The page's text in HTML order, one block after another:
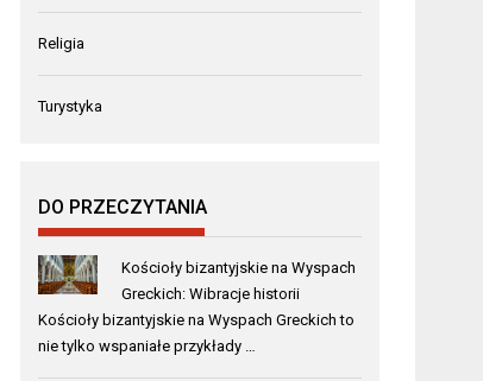
Religia
Turystyka
DO PRZECZYTANIA
Kościoły bizantyjskie na Wyspach
Greckich: Wibracje historii
Kościoły bizantyjskie na Wyspach Greckich to
nie tylko wspaniałe przykłady …